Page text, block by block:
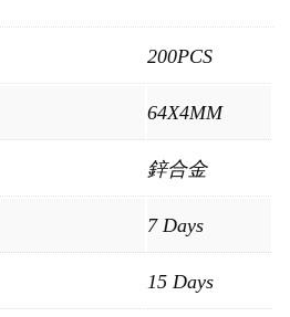
200PCS
64X4MM
鋅合金
7 Days
15 Days